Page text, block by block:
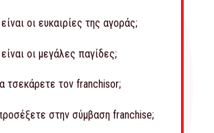
οι ευκαιρίες της αγοράς;
οι μεγάλες παγίδες;
τσεκάρετε τον franchisor;
στην σύμβαση franchise;